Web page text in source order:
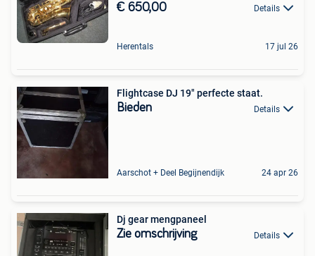
€ 650,00 Details
Herentals 17 jul 26
Flightcase DJ 19" perfecte staat.
Bieden Details
Aarschot + Deel Begijnendijk 24 apr 26
Dj gear mengpaneel
Zie omschrijving Details